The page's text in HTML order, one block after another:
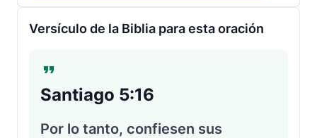
Versículo de la Biblia para esta oración
Santiago 5:16
Por lo tanto, confiesen sus